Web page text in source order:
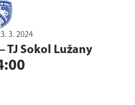
3. 2024
–TJ Sokol Lužany